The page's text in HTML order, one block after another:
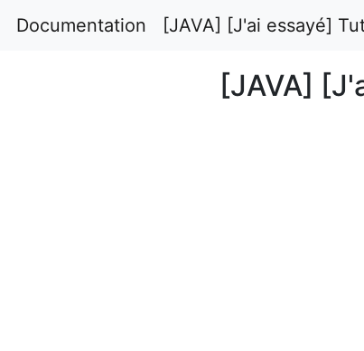
Documentation [JAVA] [J'ai essayé]
[JAVA]